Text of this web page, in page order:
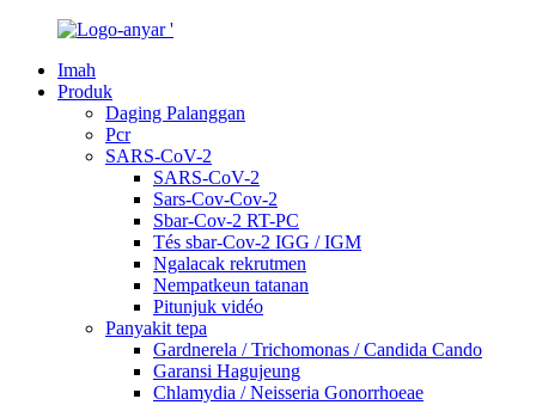
Imah
Produk
Daging Palanggan
Pcr
SARS-CoV-2
SARS-CoV-2
Sars-Cov-Cov-2
Sbar-Cov-2 RT-PC
Tés sbar-Cov-2 IGG / IGM
Ngalacak rekrutmen
Nempatkeun tatanan
Pitunjuk vidéo
Panyakit tepa
Gardnerela / Trichomonas / Candida Cando
Garansi Hagujeung
Chlamydia / Neisseria Gonorrhoeae